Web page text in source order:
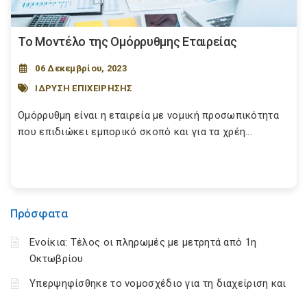
Πρόσφατα
Ενοίκια: Τέλος οι πληρωμές με μετρητά από 1η
Οκτωβρίου
Υπερψηφίσθηκε το νομοσχέδιο για τη διαχείριση και
Το Μοντέλο της Ομόρρυθμης Εταιρείας
06 Δεκεμβρίου, 2023
ΙΔΡΥΣΗ ΕΠΙΧΕΙΡΗΣΗΣ
Ομόρρυθμη είναι η εταιρεία με νομική προσωπικότητα
που επιδιώκει εμπορικό σκοπό και για τα χρέη...